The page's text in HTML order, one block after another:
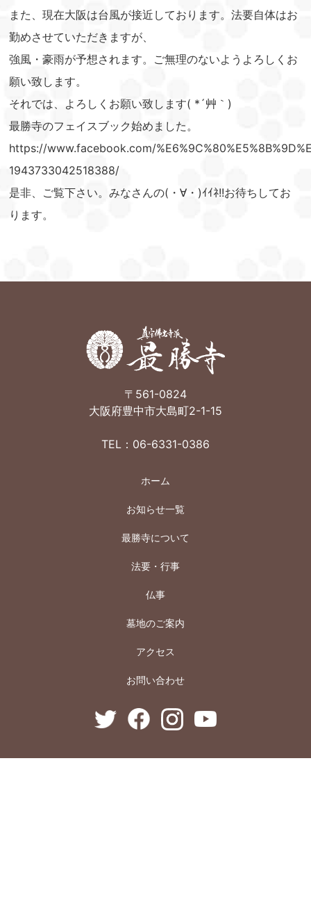
また、現在大阪は台風が接近しております。法要自体はお
勤めさせていただきますが、
強風・豪雨が予想されます。ご無理のないようよろしくお
願い致します。
それでは、よろしくお願い致します( *´艸｀)
最勝寺のフェイスブック始めました。
https://www.facebook.com/
1943733042518388/
是非、ご覧下さい。みなさんの(・∀・)ｲｲﾈ!!お待ちしてお
ります。
〒561-0824
大阪府豊中市大島町2-1-15
TEL：06-6331-0386
ホーム
お知らせ一覧
最勝寺について
法要・行事
仏事
墓地のご案内
アクセス
お問い合わせ